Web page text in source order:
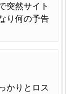
突然サイト
り何の予告
かりとロス